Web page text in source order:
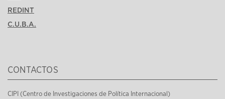
REDINT
C.U.B.A.
CONTACTOS
CIPI (Centro de Investigaciones de Política Internacional)